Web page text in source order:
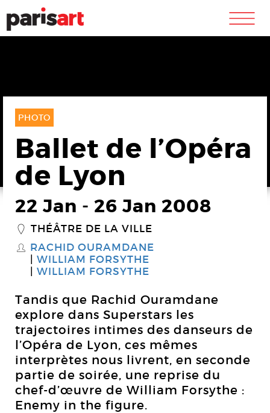
m
PHOTO
Ballet de l’Opéra
de Lyon
22 Jan - 26 Jan 2008
_ THÉÂTRE DE LA VILLE
S RACHID OURAMDANE
WILLIAM FORSYTHE
WILLIAM FORSYTHE
Tandis que Rachid Ouramdane
explore dans Superstars les
trajectoires intimes des danseurs de
l’Opéra de Lyon, ces mêmes
interprètes nous livrent, en seconde
partie de soirée, une reprise du
chef-d’œuvre de William Forsythe :
Enemy in the figure.